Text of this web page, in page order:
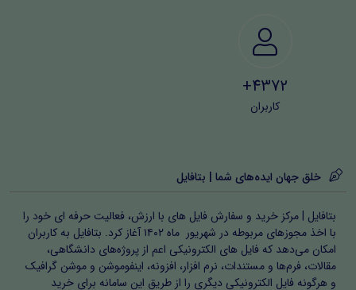
4372+
کاربران
خلق جهان ایده‌های شما | بتافایل
بتافایل | مرکز خرید و سفارش فایل های با ارزش، فعالیت حرفه ای خود را
با اخذ مجوزهای مربوطه در شهریور ماه ۱۴۰۲ آغاز کرد. بتافایل به کاربران
امکان می‌دهد که فایل های الکترونیکی اعم از پروژه‌های دانشگاهی،
مقالات، فرم‌ها و مستندات، نرم افزار، افزونه، اینفوموشن و موشن گرافیک
و هرگونه فایل الکترونیکی دیگری را از طریق این سامانه برای خرید